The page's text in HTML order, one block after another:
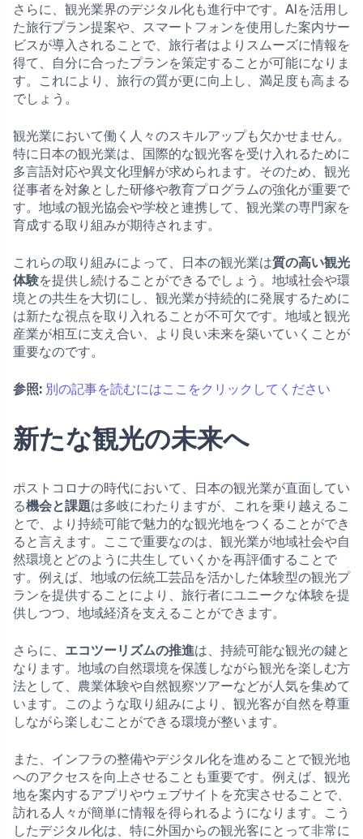
さらに、観光業界のデジタル化も進行中です。AIを活用し
た旅行プラン提案や、スマートフォンを使用した案内サー
ビスが導入されることで、旅行者はよりスムーズに情報を
得て、自分に合ったプランを策定することが可能になりま
す。これにより、旅行の質が更に向上し、満足度も高まる
でしょう。
観光業において働く人々のスキルアップも欠かせません。
特に日本の観光業は、国際的な観光客を受け入れるために
多言語対応や異文化理解が求められます。そのため、観光
従事者を対象とした研修や教育プログラムの強化が重要で
す。地域の観光協会や学校と連携して、観光業の専門家を
育成する取り組みが期待されます。
これらの取り組みによって、日本の観光業は質の高い観光
体験を提供し続けることができるでしょう。地域社会や環
境との共生を大切にし、観光業が持続的に発展するために
は新たな視点を取り入れることが不可欠です。地域と観光
産業が相互に支え合い、より良い未来を築いていくことが
重要なのです。
参照: 別の記事を読むにはここをクリックしてください
新たな観光の未来へ
ポストコロナの時代において、日本の観光業が直面してい
る機会と課題は多岐にわたりますが、これを乗り越えるこ
とで、より持続可能で魅力的な観光地をつくることができ
ると言えます。ここで重要なのは、観光業が地域社会や自
然環境とどのように共生していくかを再評価することで
す。例えば、地域の伝統工芸品を活かした体験型の観光プ
ランを提供することにより、旅行者にユニークな体験を提
供しつつ、地域経済を支えることができます。
さらに、 エコツーリズムの推進は、持続可能な観光の鍵と
なります。地域の自然環境を保護しながら観光を楽しむ方
法として、農業体験や自然観察ツアーなどが人気を集めて
います。このような取り組みにより、観光客が自然を尊重
しながら楽しむことができる環境が整います。
また、インフラの整備やデジタル化を進めることで観光地
へのアクセスを向上させることも重要です。例えば、観光
地を案内するアプリやウェブサイトを充実させることで、
訪れる人々が簡単に情報を得られるようになります。こう
したデジタル化は、特に外国からの観光客にとって非常に